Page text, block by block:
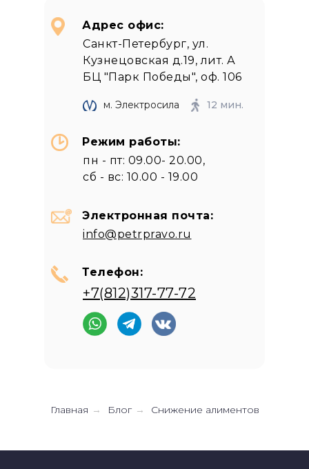
Санкт-Петербург, ул.
Кузнецовская д.19, лит. А
БЦ "Парк Победы", оф. 106
Адрес офис:
пн - пт: 09.00- 20.00,
сб - вс: 10.00 - 19.00
Режим работы:
+7(812)317-77-72
Телефон:
info@petrpravo.ru
Электронная почта:
12 мин.
м. Электросила
Главная → Блог → Снижение алиментов